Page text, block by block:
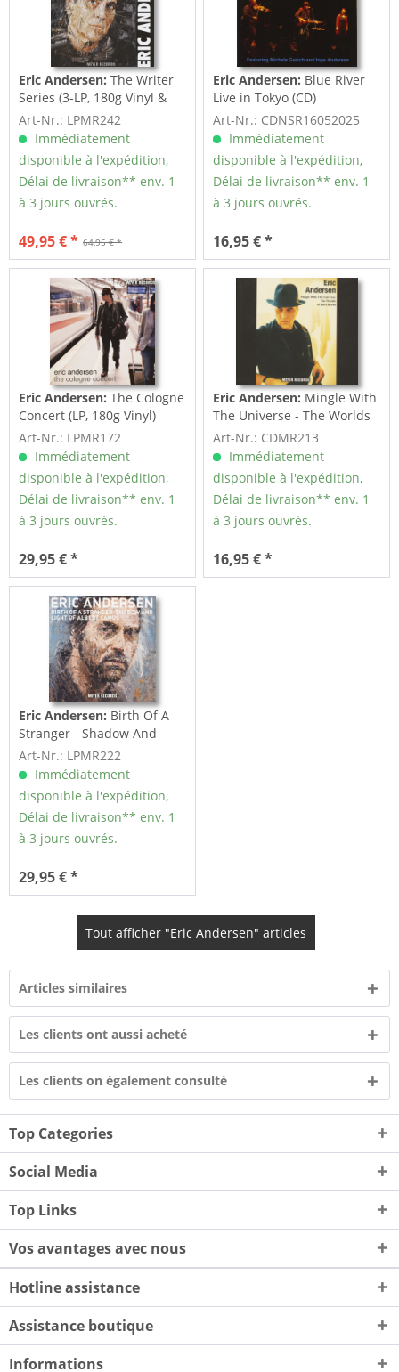
Eric Andersen:The Writer
Series (3-LP, 180g Vinyl &
Poster,...
Art-Nr.: LPMR242
Immédiatement
disponible à l'expédition,
Délai de livraison** env. 1
à 3 jours ouvrés.
64,95 € *
49,95 € *
Eric Andersen: Blue River
Live in Tokyo (CD)
Art-Nr.: CDNSR16052025
Immédiatement
disponible à l'expédition,
Délai de livraison** env. 1
à 3 jours ouvrés.
16,95 € *
Eric Andersen:The Cologne
Concert (LP, 180g Vinyl)
Art-Nr.: LPMR172
Immédiatement
disponible à l'expédition,
Délai de livraison** env. 1
à 3 jours ouvrés.
29,95 € *
Eric Andersen: Mingle With
The Universe - The Worlds
Of Lord...
Art-Nr.: CDMR213
Immédiatement
disponible à l'expédition,
Délai de livraison** env. 1
à 3 jours ouvrés.
16,95 € *
Eric Andersen: Birth Of A
Stranger - Shadow And
Light Of...
Art-Nr.: LPMR222
Immédiatement
disponible à l'expédition,
Délai de livraison** env. 1
à 3 jours ouvrés.
29,95 € *
Tout afficher "Eric Andersen" articles
Articles similaires
Les clients ont aussi acheté
Les clients on également consulté
Top Categories
Social Media
Top Links
Vos avantages avec nous
Hotline assistance
Assistance boutique
Informations